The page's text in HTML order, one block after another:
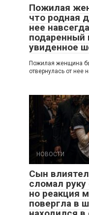
Пожилая
что родная
нее
подаренный
увиденное
Пожилая женщина
отвернулась от нее
НОВОСТИ
Сын
сломал руку
но реакция
повергла в